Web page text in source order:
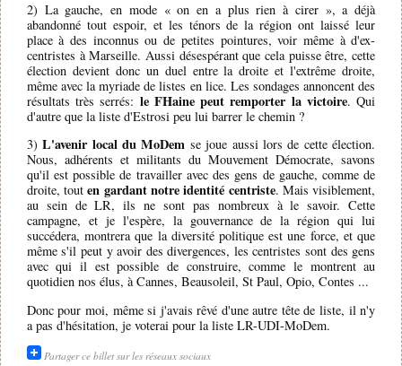
2) La gauche, en mode « on en a plus rien à cirer », a déjà
abandonné tout espoir, et les ténors de la région ont laissé leur
place à des inconnus ou de petites pointures, voir même à d'ex-
centristes à Marseille. Aussi désespérant que cela puisse être, cette
élection devient donc un duel entre la droite et l'extrême droite,
même avec la myriade de listes en lice. Les sondages annoncent des
résultats très serrés: le FHaine peut remporter la victoire. Qui
d'autre que la liste d'Estrosi peu lui barrer le chemin ?
3)L'avenir local du MoDem se joue aussi lors de cette élection.
Nous, adhérents et militants du Mouvement Démocrate, savons
qu'il est possible de travailler avec des gens de gauche, comme de
droite, touten gardant notre identité centriste. Mais visiblement,
au sein de LR, ils ne sont pas nombreux à le savoir. Cette
campagne, et je l'espère, la gouvernance de la région qui lui
succédera, montrera que la diversité politique est une force, et que
même s'il peut y avoir des divergences, les centristes sont des gens
avec qui il est possible de construire, comme le montrent au
quotidien nos élus, à Cannes, Beausoleil, St Paul, Opio, Contes ...
Donc pour moi, même si j'avais rêvé d'une autre tête de liste, il n'y
a pas d'hésitation, je voterai pour la liste LR-UDI-MoDem.
Partager ce billet sur les réseaux sociaux